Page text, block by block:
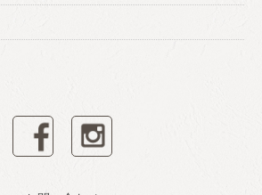
facebook instagram